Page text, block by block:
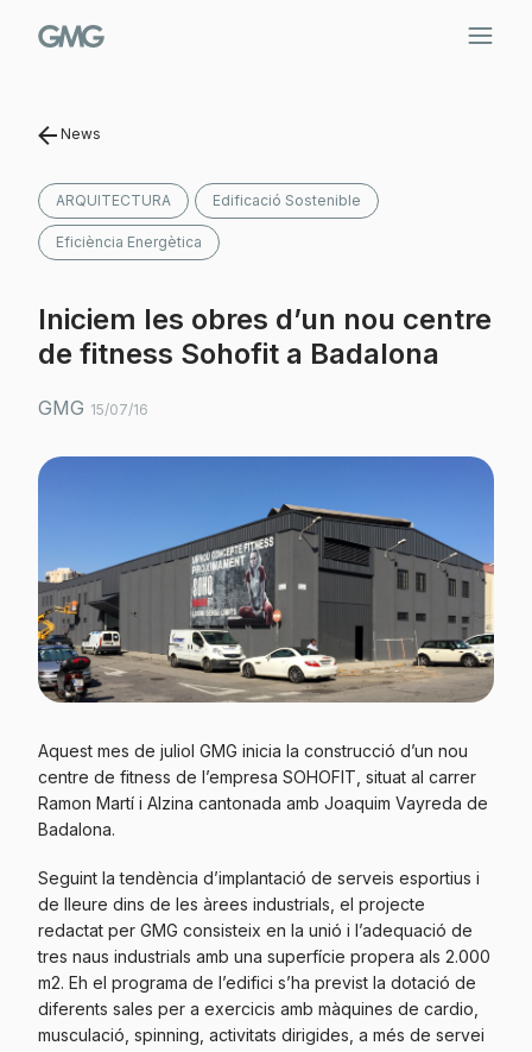
News
ARQUITECTURA Edificació Sostenible
Eficiència Energètica
Iniciem les obres d’un nou centre
de fitness Sohofit a Badalona
GMG 15/07/16
Aquest mes de juliol GMG inicia la construcció d’un nou
centre de fitness de l’empresa SOHOFIT, situat al carrer
Ramon Martí i Alzina cantonada amb Joaquim Vayreda de
Badalona.
Seguint la tendència d’implantació de serveis esportius i
de lleure dins de les àrees industrials, el projecte
redactat per GMG consisteix en la unió i l’adequació de
tres naus industrials amb una superfície propera als 2.000
m2. Eh el programa de l’edifici s’ha previst la dotació de
diferents sales per a exercicis amb màquines de cardio,
musculació, spinning, activitats dirigides, a més de servei